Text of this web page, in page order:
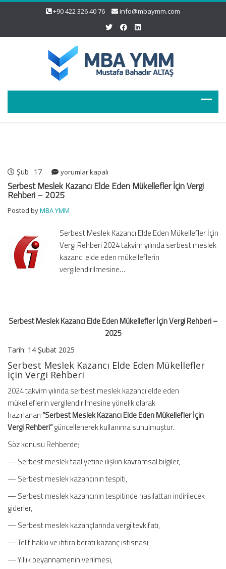
+90 422 326 40 76 info@mbaymm.com
Şub 17
Serbest
Meslek
Kazancı
Eden
İçin
Vergi
Rehberi
–
yorumlar kapalı
Serbest Meslek Kazancı Elde Eden Mükellefler İçin Vergi
Rehberi – 2025
Posted byMBA YMM
Serbest Meslek Kazancı Elde Eden Mükellefler İçin
Vergi Rehberi 2024 takvim yılında serbest meslek
kazancı elde eden mükelleflerin
vergilendirilmesine…
Serbest Meslek Kazancı Elde Eden Mükellefler İçin Vergi Rehberi –
2025
Tarih: 14 Şubat 2025
Serbest Meslek Kazancı Elde Eden Mükellefler
İçin Vergi Rehberi
2024 takvim yılında serbest meslek kazancı elde eden
mükelleflerin vergilendirilmesine yönelik olarak
hazırlanan“Serbest Meslek Kazancı Elde Eden Mükellefler İçin
Vergi Rehberi”güncellenerek kullanıma sunulmuştur.
Söz konusu Rehberde;
— Serbest meslek faaliyetine ilişkin kavramsal bilgiler,
— Serbest meslek kazancının tespiti,
— Serbest meslek kazancının tespitinde hasılattan indirilecek
giderler,
— Serbest meslek kazançlarında vergi tevkifatı,
— Telif hakkı ve ihtira beratı kazanç istisnası,
— Yıllık beyannamenin verilmesi,